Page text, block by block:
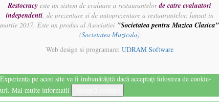
Restocracy este un sistem de evaluare a restaurantelorde catre evaluatori
independenti, de prezentare si de autoprezentare a restaurantelor, lansat in
martie 2017. Este un produs al Asociatiei "Societatea pentru Muzica Clasica"
(Societatea Muzicala)
Web design si programare: UDRAM Software
Experiența pe acest site va fi îmbunătățită dacă acceptați folosirea de cookie-
uri. Mai multe informatii